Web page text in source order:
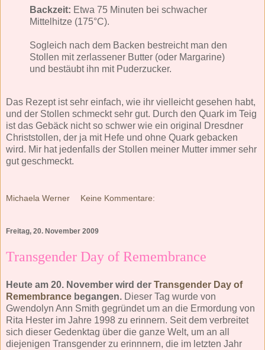
Backzeit: Etwa 75 Minuten bei schwacher
Mittelhitze (175°C).
Sogleich nach dem Backen bestreicht man den
Stollen mit zerlassener Butter (oder Margarine)
und bestäubt ihn mit Puderzucker.
Das Rezept ist sehr einfach, wie ihr vielleicht gesehen habt,
und der Stollen schmeckt sehr gut. Durch den Quark im Teig
ist das Gebäck nicht so schwer wie ein original Dresdner
Christstollen, der ja mit Hefe und ohne Quark gebacken
wird. Mir hat jedenfalls der Stollen meiner Mutter immer sehr
gut geschmeckt.
Michaela Werner Keine Kommentare:
Freitag, 20. November 2009
Transgender Day of Remembrance
Heute am 20. November wird der Transgender Day of
Remembrance begangen. Dieser Tag wurde von
Gwendolyn Ann Smith gegründet um an die Ermordung von
Rita Hester im Jahre 1998 zu erinnern. Seit dem verbreitet
sich dieser Gedenktag über die ganze Welt, um an all
diejenigen Transgender zu erinnnern, die im letzten Jahr